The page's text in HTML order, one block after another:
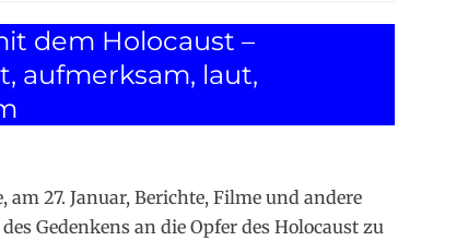
dem Holocaust –
aufmerksam, laut,
am 27. Januar, Berichte, Filme und andere
Gedenkens an die Opfer des Holocaust zu